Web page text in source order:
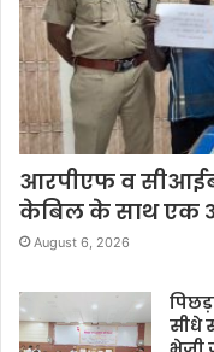
आरपीएफ व
केबिल के साथ एक
August 6, 2026
सीधे